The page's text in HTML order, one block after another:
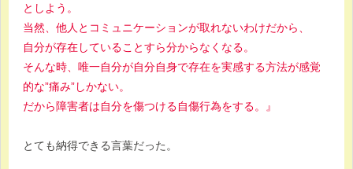
としよう。
当然、他人とコミュニケーションが取れないわけだから、
自分が存在していることすら分からなくなる。
そんな時、唯一自分が自分自身で存在を実感する方法が感覚
的な”痛み”しかない。
だから障害者は自分を傷つける自傷行為をする。』
とても納得できる言葉だった。